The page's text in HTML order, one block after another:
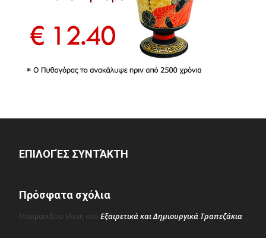
ΕΠΙΛΟΓΈΣ ΣΥΝΤΆΚΤΗ
Πρόσφατα σχόλια
Μασμανιδου Ελενη στο Εξαιρετικά και Δημιουργικά Τραπεζάκια